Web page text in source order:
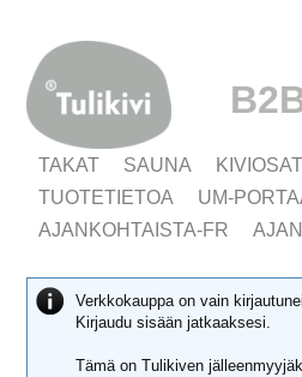
TAKAT SAUNA
TUOTETIETOA
UM-
AJANKOHTAISTA-FR
Verkkokauppa on vain
Kirjaudu sisään jatkaaksesi.
Tämä on Tulikiven